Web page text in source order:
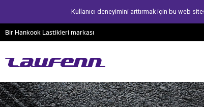
Kullanıcı deneyimini arttırmak için bu web
Bir Hankook Lastikleri markası